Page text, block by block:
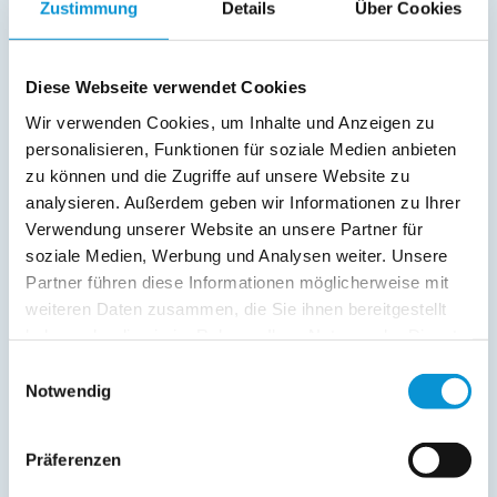
Zustimmung Details Über Cookies
Diese Webseite verwendet Cookies
Wir verwenden Cookies, um Inhalte und Anzeigen zu
personalisieren, Funktionen für soziale Medien anbieten
zu können und die Zugriffe auf unsere Website zu
analysieren. Außerdem geben wir Informationen zu Ihrer
Verwendung unserer Website an unsere Partner für
soziale Medien, Werbung und Analysen weiter. Unsere
Partner führen diese Informationen möglicherweise mit
weiteren Daten zusammen, die Sie ihnen bereitgestellt
Notwendig
Präferenzen
Terrasse
Verpflegung:
Beschreibung
In dieser Ferienwohnung lässt es sich gut gehen. 2
Erwachsene haben hier auf 43m² Platz. Der Strand ist zu
Fuß leicht zu erreichen, ebenso wie zahlreiche
weiterlesen
Lage & Adresse des Objektes